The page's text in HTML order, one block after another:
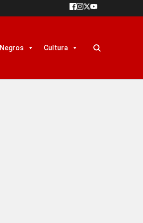
Negros Cultura